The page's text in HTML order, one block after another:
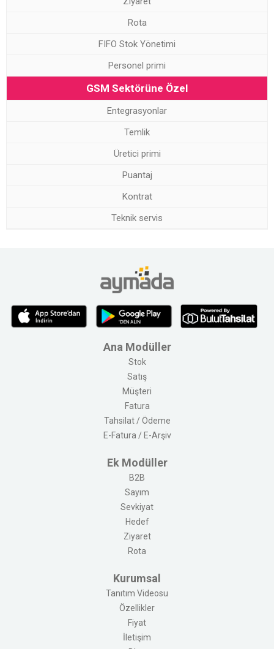
Rota
FIFO Stok Yönetimi
Personel primi
GSM Sektörüne Özel
Entegrasyonlar
Temlik
Üretici primi
Puantaj
Kontrat
Teknik servis
Ana Modüller
Stok
Satış
Müşteri
Fatura
Tahsilat / Ödeme
E-Fatura / E-Arşiv
Ek Modüller
B2B
Sayım
Sevkiyat
Hedef
Ziyaret
Rota
Kurumsal
Tanıtım Videosu
Özellikler
Fiyat
İletişim